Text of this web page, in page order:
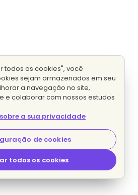
todos os cookies", você
sejam armazenados em seu
a navegação no site,
e colaborar com nossos estudos
a sua privacidade
de cookies
todos os cookies